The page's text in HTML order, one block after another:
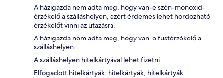
A házigazda nem adta meg, hogy van-e szén-monoxid-
érzékelő a szálláshelyen, ezért érdemes lehet hordozható
érzékelőt vinni az utazásra.
A házigazda nem adta meg, hogy van-e füstérzékelő a
szálláshelyen.
A szálláshelyen hitelkártyával lehet fizetni.
Elfogadott hitelkártyák: hitelkártyák, hitelkártyák